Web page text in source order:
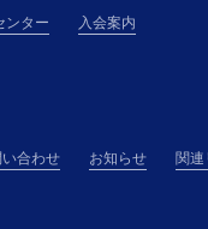
の使用)
る過程において主催者
。ただし、プライバシ
「日本不動産コミュニ
替えるものとし、ビ
ンター 入会案内
い合わせ お知らせ 関連